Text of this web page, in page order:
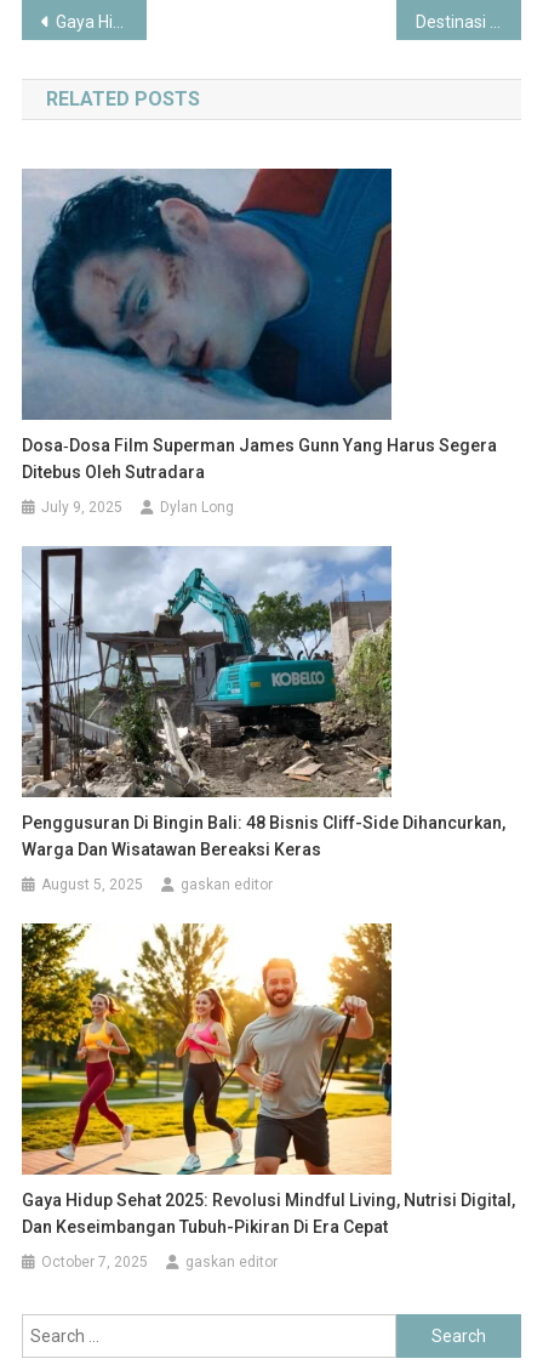
Post
navigation
Gaya Hidup Sehat 2025: Tren Baru Wellness dan Keseimbangan Hidup Destinasi Wisata Nusantara 2025 Antara Tren Pariwisata Digital dan Ekowisata Berkelanjutan
RELATED POSTS
Dosa‑Dosa Film Superman James Gunn Yang Harus Segera
Ditebus Oleh Sutradara
July 9, 2025 Dylan Long
Penggusuran Di Bingin Bali: 48 Bisnis Cliff-Side Dihancurkan,
Warga Dan Wisatawan Bereaksi Keras
August 5, 2025 gaskan editor
Gaya Hidup Sehat 2025: Revolusi Mindful Living, Nutrisi Digital,
Dan Keseimbangan Tubuh-Pikiran Di Era Cepat
October 7, 2025 gaskan editor
Search
for: